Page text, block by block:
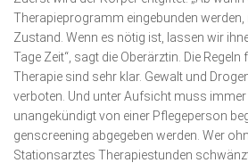
Therapieprogramm eingebunden
Zustand. Wenn es nötig ist, lassen wir
Tage Zeit“, sagt die Oberärztin. Die
Therapie sind sehr klar. Gewalt und
verboten. Und unter Aufsicht muss immer
unangekündigt von einer Pflegeperson
genscreening abgegeben werden. Wer
Stationsarztes Thera­pie­stunden